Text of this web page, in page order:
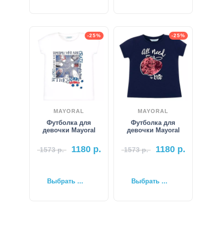
-25%
MAYORAL
Футболка для
девочки Mayoral
1573р. 1180р.
Выбрать ...
-25%
MAYORAL
Футболка для
девочки Mayoral
1573р. 1180р.
Выбрать ...